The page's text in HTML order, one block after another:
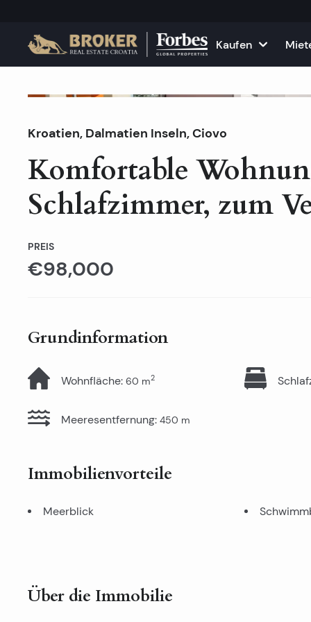
Kaufen
Häuser und Villen
Wohnungen
Grundstücke
Projekte
Alle
Häuser und
Kroatien, Dalmatien Inseln,Ciovo
Komfortable
Schlafzimmer, zum
PREIS
€98,000
Grundinformation
Wohnfläche: 60 m2
Meeresentfernung: 450 m
Immobilienvorteile
Meerblick
Über die Immobilie